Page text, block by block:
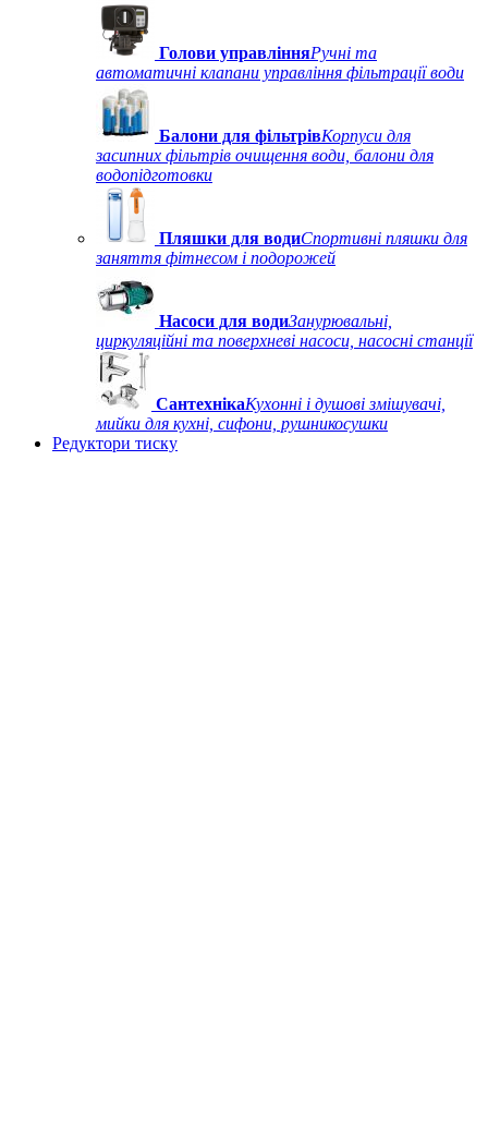
Голови управлінняРучні та
автоматичні клапани управління фільтрації води
Балони для фільтрівКорпуси для
засипних фільтрів очищення води, балони для
водопідготовки
Пляшки для водиСпортивні пляшки для
заняття фітнесом і подорожей
Насоси для водиЗанурювальні,
циркуляційні та поверхневі насоси, насосні станції
СантехнікаКухонні і душові змішувачі,
мийки для кухні, сифони, рушникосушки
Редуктори тиску